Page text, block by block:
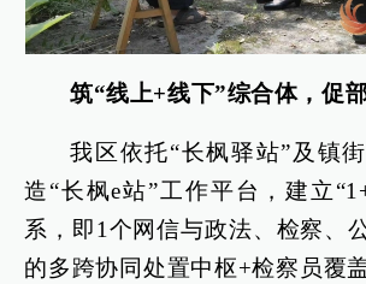
筑“线上+线下”综合体，促
我区依托“长枫驿站”及镇
造“长枫e站”工作平台，建立
系，即1个网信与政法、检察、
的多跨协同处置中枢+检察员覆